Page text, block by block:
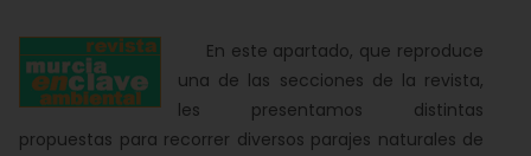
En este apartado, que reproduce
una de las secciones de la revista,
les presentamos distintas
propuestas para recorrer diversos parajes naturales de